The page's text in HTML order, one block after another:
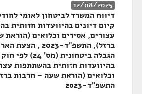
12/08/2025
דיווח המשרד לביטחון לאומי
קיום דיונים בהיוועדות חזותית
עצורים, אסירים וכלואים
ברזל), התשפ"ד-
הגבלה ביטחונית
בהיוועדות חזותית בהשתתפות
וכלואים (הוראת שעה – חרבות
התשפ"ד-2023